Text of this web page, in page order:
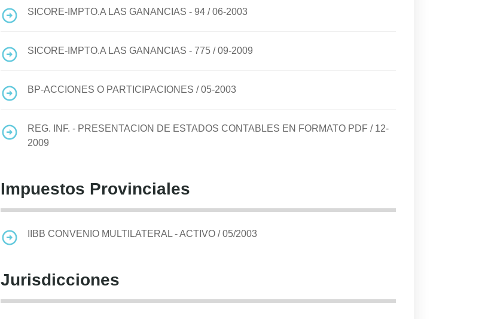
SICORE-IMPTO.A LAS GANANCIAS - 94 /06-2003
SICORE-IMPTO.A LAS GANANCIAS - 775 /09-2009
BP-ACCIONES O PARTICIPACIONES /05-2003
REG. INF. - PRESENTACION DE ESTADOS CONTABLES EN FORMATO PDF / 12-
2009
Impuestos Provinciales
IIBB CONVENIO MULTILATERAL - ACTIVO /05/2003
Jurisdicciones